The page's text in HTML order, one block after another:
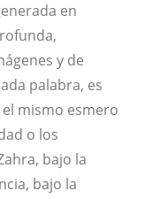
en
y de
palabra, es
mismo esmero
o los
bajo la
bajo la